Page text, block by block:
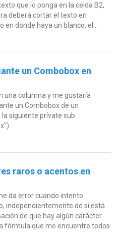
que lo ponga en la celda B2,
deberá cortar el texto en
donde haya un blanco, el...
un Combobox en
una columna y me gustaría
un Combobox de un
siguiente prívate sub
raros o acentos en
da error cuando intento
independientemente de si está
de que hay algún carácter
fórmula que me encuentre todos